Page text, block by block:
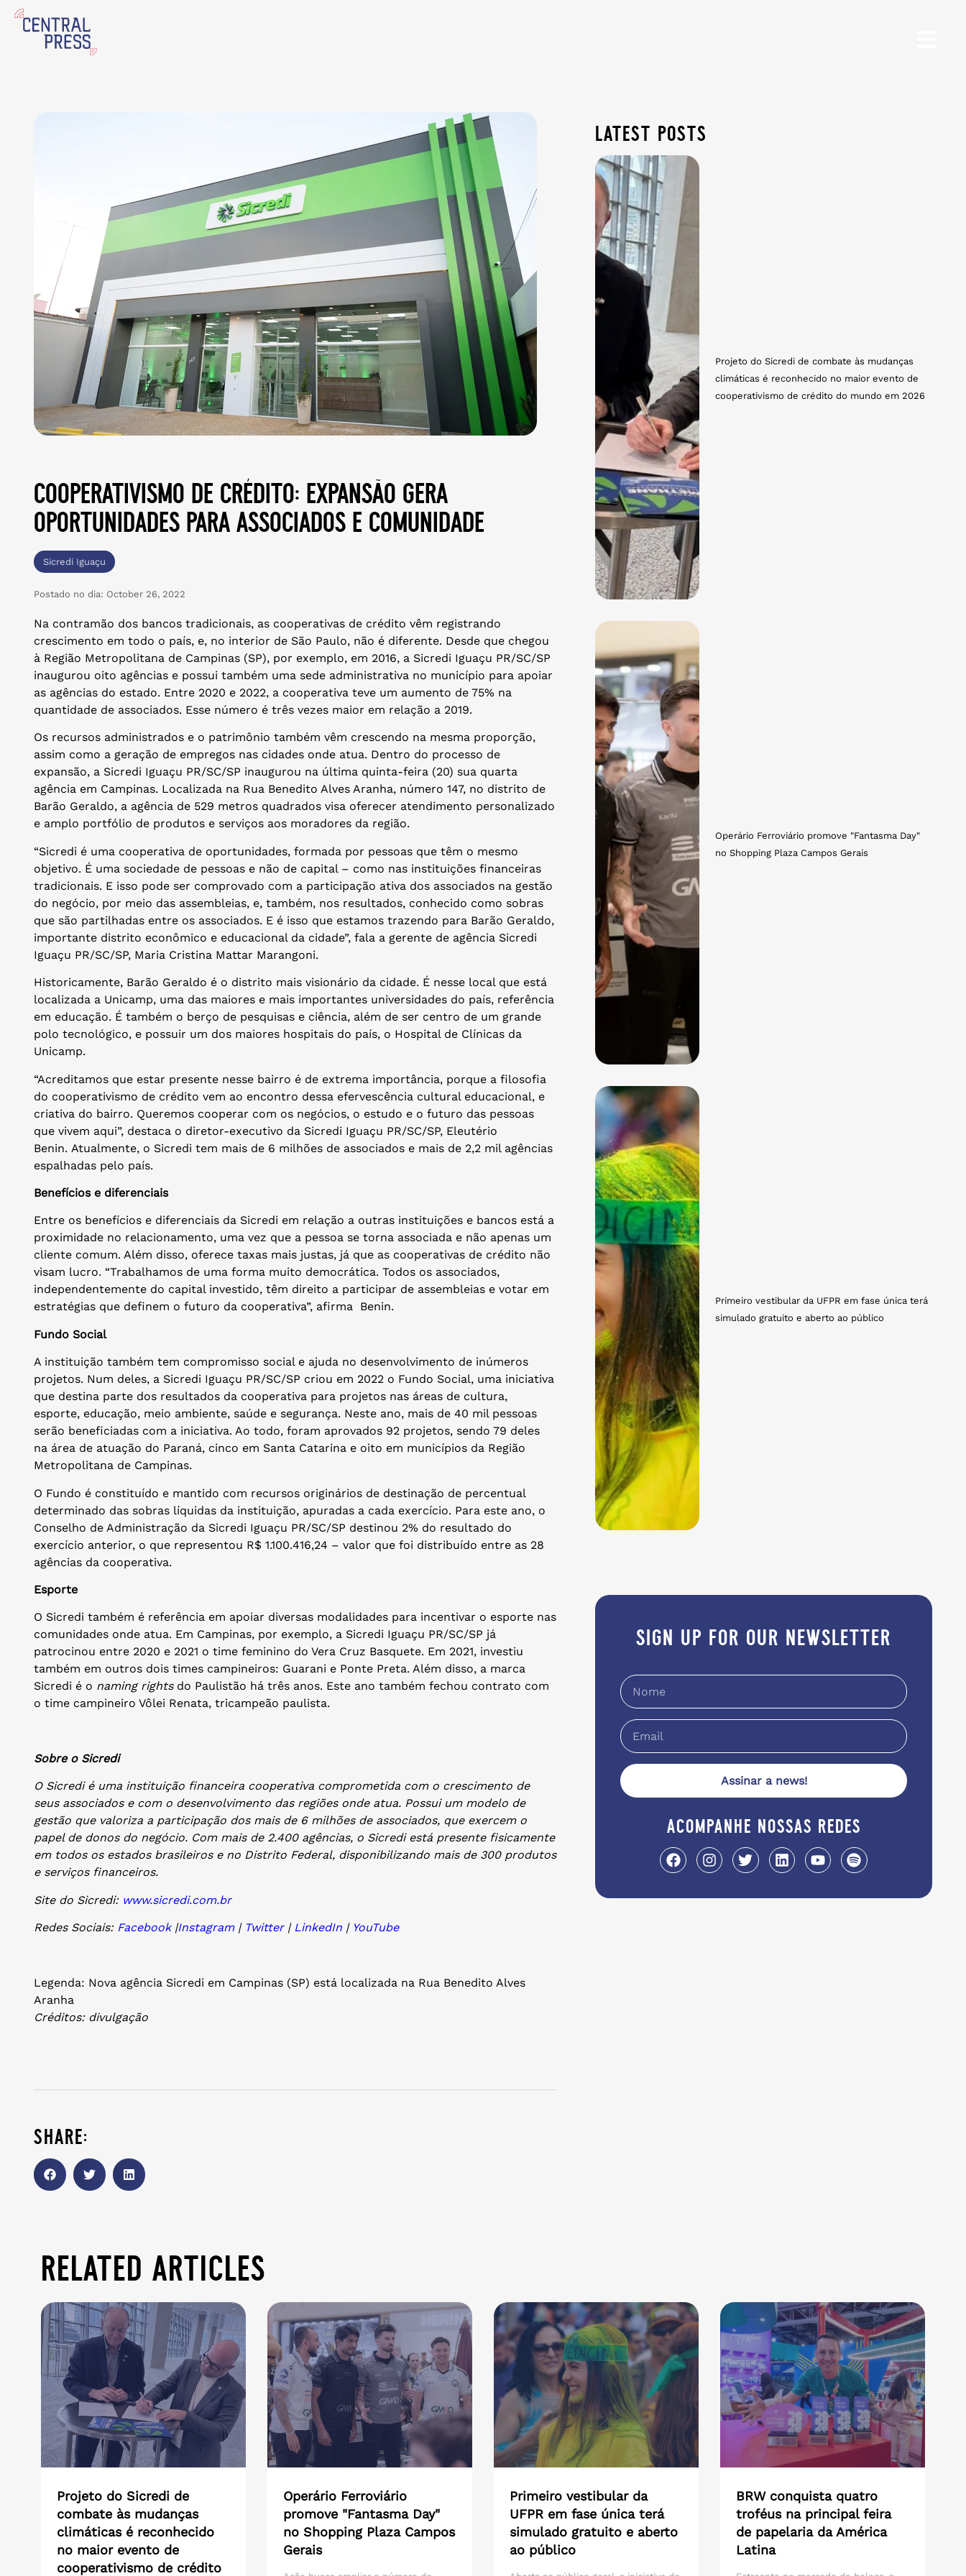
cooperativismo de crédito: expansão gera
oportunidades para associados e comunidade
Sicredi Iguaçu
Postado no dia: October 26, 2022
Na contramão dos bancos tradicionais, as cooperativas de crédito vêm registrando
crescimento em todo o país, e, no interior de São Paulo, não é diferente. Desde que chegou
à Região Metropolitana de Campinas (SP), por exemplo, em 2016, a Sicredi Iguaçu PR/SC/SP
inaugurou oito agências e possui também uma sede administrativa no município para apoiar
as agências do estado. Entre 2020 e 2022, a cooperativa teve um aumento de 75% na
quantidade de associados. Esse número é três vezes maior em relação a 2019.
Os recursos administrados e o patrimônio também vêm crescendo na mesma proporção,
assim como a geração de empregos nas cidades onde atua. Dentro do processo de
expansão, a Sicredi Iguaçu PR/SC/SP inaugurou na última quinta-feira (20) sua quarta
agência em Campinas. Localizada na Rua Benedito Alves Aranha, número 147, no distrito de
Barão Geraldo, a agência de 529 metros quadrados visa oferecer atendimento personalizado
e amplo portfólio de produtos e serviços aos moradores da região.
“Sicredi é uma cooperativa de oportunidades, formada por pessoas que têm o mesmo
objetivo. É uma sociedade de pessoas e não de capital – como nas instituições financeiras
tradicionais. E isso pode ser comprovado com a participação ativa dos associados na gestão
do negócio, por meio das assembleias, e, também, nos resultados, conhecido como sobras
que são partilhadas entre os associados. E é isso que estamos trazendo para Barão Geraldo,
importante distrito econômico e educacional da cidade”, fala a gerente de agência Sicredi
Iguaçu PR/SC/SP, Maria Cristina Mattar Marangoni.
Historicamente, Barão Geraldo é o distrito mais visionário da cidade. É nesse local que está
localizada a Unicamp, uma das maiores e mais importantes universidades do país, referência
em educação. É também o berço de pesquisas e ciência, além de ser centro de um grande
polo tecnológico, e possuir um dos maiores hospitais do país, o Hospital de Clínicas da
Unicamp.
“Acreditamos que estar presente nesse bairro é de extrema importância, porque a filosofia
do cooperativismo de crédito vem ao encontro dessa efervescência cultural educacional, e
criativa do bairro. Queremos cooperar com os negócios, o estudo e o futuro das pessoas
que vivem aqui”, destaca o diretor-executivo da Sicredi Iguaçu PR/SC/SP, Eleutério
Benin. Atualmente, o Sicredi tem mais de 6 milhões de associados e mais de 2,2 mil agências
espalhadas pelo país.
Benefícios e diferenciais
Entre os benefícios e diferenciais da Sicredi em relação a outras instituições e bancos está a
proximidade no relacionamento, uma vez que a pessoa se torna associada e não apenas um
cliente comum. Além disso, oferece taxas mais justas, já que as cooperativas de crédito não
visam lucro. “Trabalhamos de uma forma muito democrática. Todos os associados,
independentemente do capital investido, têm direito a participar de assembleias e votar em
estratégias que definem o futuro da cooperativa”, afirma Benin.
Fundo Social
A instituição também tem compromisso social e ajuda no desenvolvimento de inúmeros
projetos. Num deles, a Sicredi Iguaçu PR/SC/SP criou em 2022 o Fundo Social, uma iniciativa
que destina parte dos resultados da cooperativa para projetos nas áreas de cultura,
esporte, educação, meio ambiente, saúde e segurança. Neste ano, mais de 40 mil pessoas
serão beneficiadas com a iniciativa. Ao todo, foram aprovados 92 projetos, sendo 79 deles
na área de atuação do Paraná, cinco em Santa Catarina e oito em municípios da Região
Metropolitana de Campinas.
O Fundo é constituído e mantido com recursos originários de destinação de percentual
determinado das sobras líquidas da instituição, apuradas a cada exercício. Para este ano, o
Conselho de Administração da Sicredi Iguaçu PR/SC/SP destinou 2% do resultado do
exercício anterior, o que representou R$ 1.100.416,24 – valor que foi distribuído entre as 28
agências da cooperativa.
Esporte
O Sicredi também é referência em apoiar diversas modalidades para incentivar o esporte nas
comunidades onde atua. Em Campinas, por exemplo, a Sicredi Iguaçu PR/SC/SP já
patrocinou entre 2020 e 2021 o time feminino do Vera Cruz Basquete. Em 2021, investiu
também em outros dois times campineiros: Guarani e Ponte Preta. Além disso, a marca
Sicredi é o naming rightsdo Paulistão há três anos. Este ano também fechou contrato com
o time campineiro Vôlei Renata, tricampeão paulista.
Sobre o Sicredi
O Sicredi é uma instituição financeira cooperativa comprometida com o crescimento de
seus associados e com o desenvolvimento das regiões onde atua. Possui um modelo de
gestão que valoriza a participação dos mais de 6 milhões de associados, que exercem o
papel de donos do negócio. Com mais de 2.400 agências, o Sicredi está presente fisicamente
em todos os estados brasileiros e no Distrito Federal, disponibilizando mais de 300 produtos
e serviços financeiros.
Site do Sicredi:www.sicredi.com.br
Redes Sociais:Facebook|Instagram|Twitter|LinkedIn |YouTube
Legenda: Nova agência Sicredi em Campinas (SP) está localizada na Rua Benedito Alves
Aranha
Créditos: divulgação
share:
latest posts
Projeto do Sicredi de combate às mudanças
climáticas é reconhecido no maior evento de
cooperativismo de crédito do mundo em 2026
Operário Ferroviário promove "Fantasma Day"
no Shopping Plaza Campos Gerais
Primeiro vestibular da UFPR em fase única terá
simulado gratuito e aberto ao público
sign up for our newsletter
Assinar a news!
acompanhe nossas redes
related articles
Projeto do Sicredi de
combate às mudanças
climáticas é reconhecido
no maior evento de
cooperativismo de crédito
Operário Ferroviário
promove "Fantasma Day"
no Shopping Plaza Campos
Gerais
Primeiro vestibular da
UFPR em fase única terá
simulado gratuito e aberto
ao público
BRW conquista quatro
troféus na principal feira
de papelaria da América
Latina